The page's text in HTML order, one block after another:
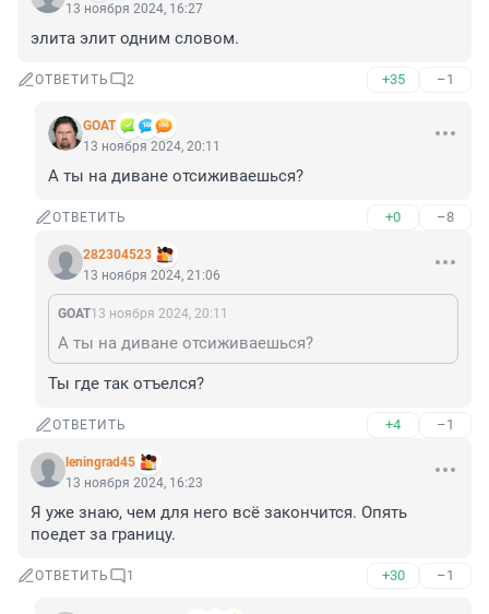
13 ноября 2024, 16:27
элита элит одним словом.
ОТВЕТИТЬ 2 +35 –1
GOAT
13 ноября 2024, 20:11
А ты на диване отсиживаешься?
ОТВЕТИТЬ +0 –8
282304523
13 ноября 2024, 21:06
GOAT13 ноября 2024, 20:11
А ты на диване отсиживаешься?
Ты где так отъелся?
ОТВЕТИТЬ +4 –1
leningrad45
13 ноября 2024, 16:23
Я уже знаю, чем для него всё закончится. Опять
поедет за границу.
ОТВЕТИТЬ 1 +30 –1